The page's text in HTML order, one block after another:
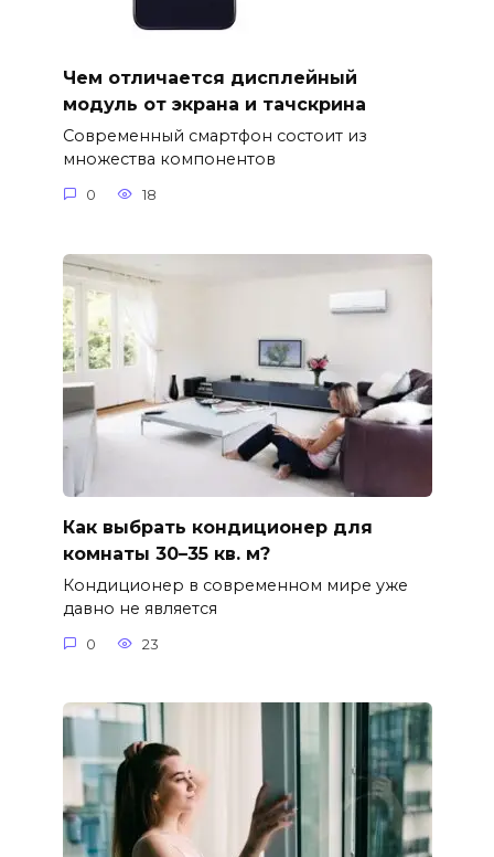
Чем отличается дисплейный
модуль от экрана и тачскрина
Современный смартфон состоит из
множества компонентов
0 18
Как выбрать кондиционер для
комнаты 30–35 кв. м?
Кондиционер в современном мире уже
давно не является
0 23